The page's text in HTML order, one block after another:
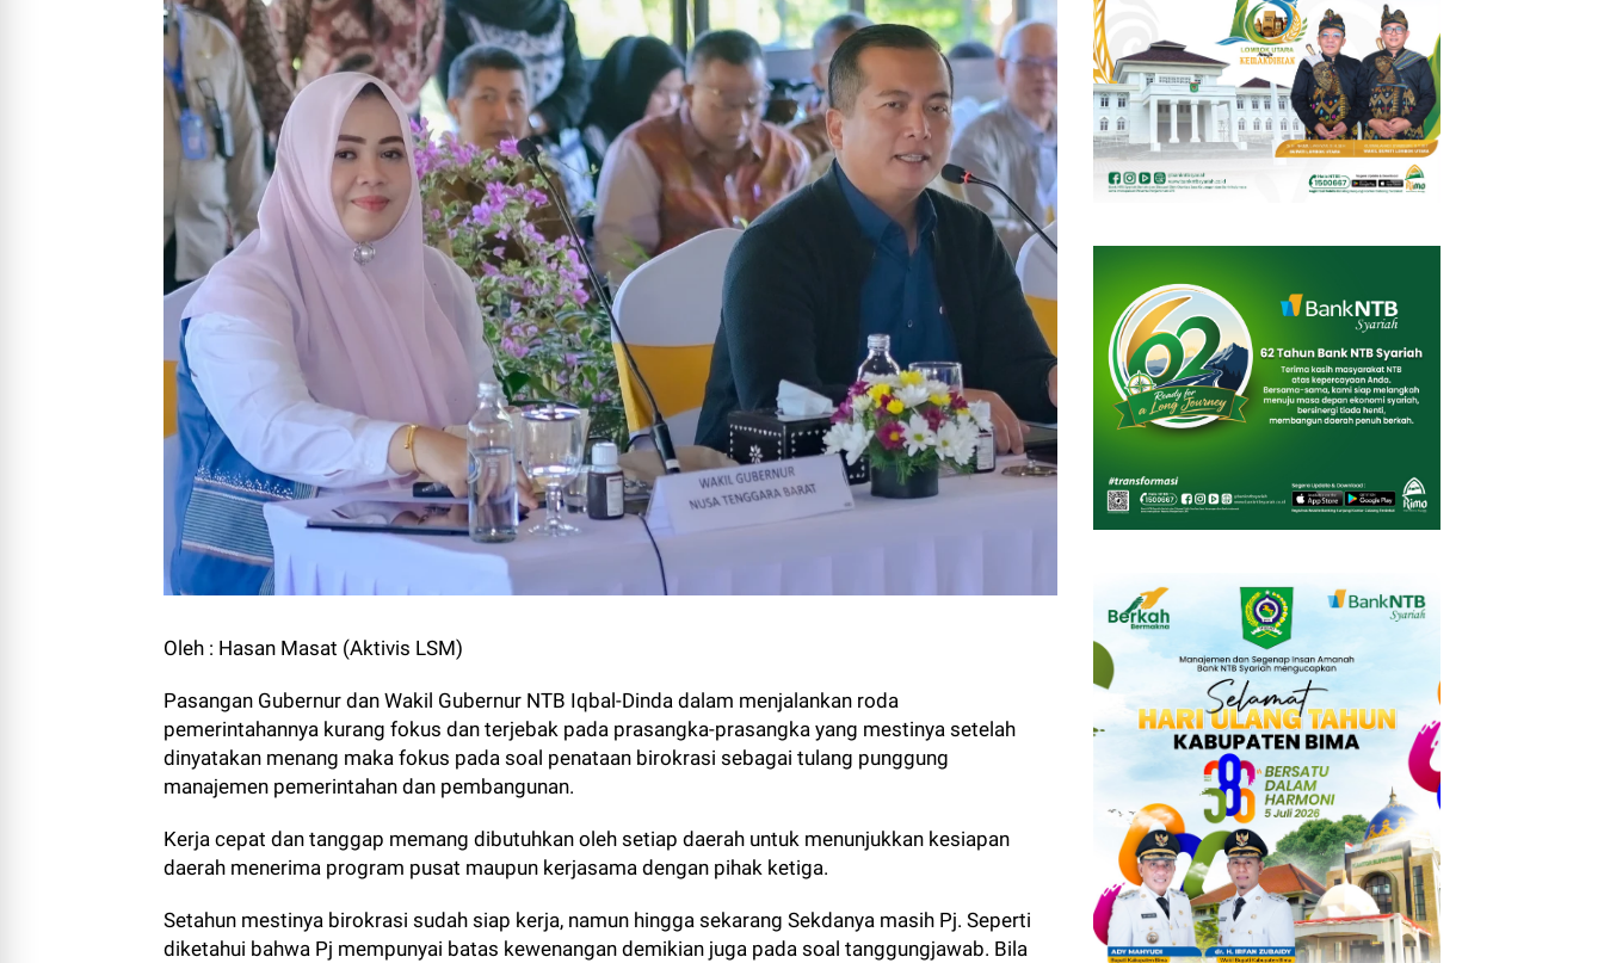
Oleh : Hasan Masat (Aktivis LSM)
Pasangan Gubernur dan Wakil Gubernur NTB Iqbal-Dinda dalam menjalankan roda
pemerintahannya kurang fokus dan terjebak pada prasangka-prasangka yang mestinya setelah
dinyatakan menang maka fokus pada soal penataan birokrasi sebagai tulang punggung
manajemen pemerintahan dan pembangunan.
Kerja cepat dan tanggap memang dibutuhkan oleh setiap daerah untuk menunjukkan kesiapan
daerah menerima program pusat maupun kerjasama dengan pihak ketiga.
Setahun mestinya birokrasi sudah siap kerja, namun hingga sekarang Sekdanya masih Pj. Seperti
diketahui bahwa Pj mempunyai batas kewenangan demikian juga pada soal tanggungjawab. Bila